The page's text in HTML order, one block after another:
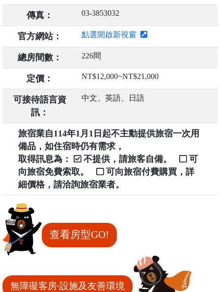
傳真： 03-3853032
官方網站： 點選開啟新視窗
總房間數： 226間
定價： NT$12,000~NT$21,000
可接待語言資
訊：
中文、英語、日語
旅宿業自114年1月1日起不主動提供旅宿一次用
備品，如住宿時仍有需求，
取得訊息為：
不提供，請旅客自備。
可
向旅宿免費索取。
可向旅宿付費購買，詳
細價格，請洽詢旅宿業者。
查看房型GO!
無障礙客房‧設施及友善環境